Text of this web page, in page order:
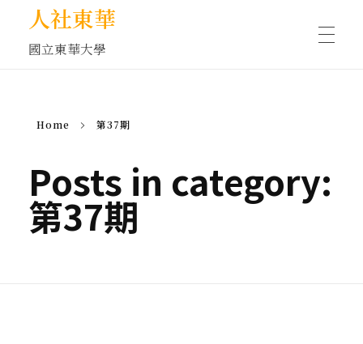
人社東華
國立東華大學
文化沙龍
Home 第37期
Posts in category:
第37期